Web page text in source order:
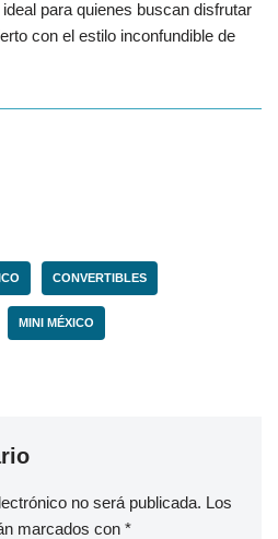
para quienes buscan disfrutar
con el estilo inconfundible de
CONVERTIBLES
MINI MÉXICO
no será publicada. Los
marcados con *